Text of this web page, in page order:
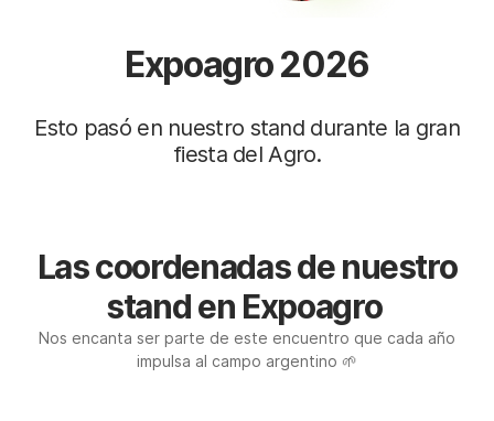
Expoagro 2026
Esto pasó en nuestro stand durante la gran
fiesta del Agro.
Las coordenadas de nuestro
stand en Expoagro
Nos encanta ser parte de este encuentro que cada año
impulsa al campo argentino 🌱